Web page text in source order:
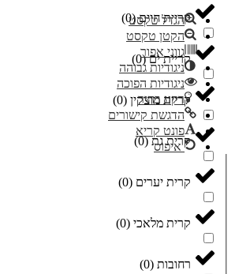
קריית חיים(
0
)
קריית ים(
0
)
קריית מוצקין (
0
)
קרית גת(
0
)
קרית יערים (
0
)
קרית מלאכי (
0
)
רחובות (
0
)
הגדל טקסט
הקטן טקסט
גווני אפור
ניגודיות גבוהה
ניגודיות הפוכה
רקע בהיר
הדגשת קישורים
פונט קריא
איפוס